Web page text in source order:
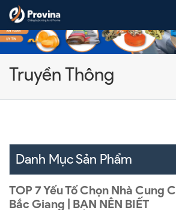
Skip to content
Truyền Thông
Danh Mục Sản Phẩm
TOP 7 Yếu Tố Chọn Nhà Cung
Bắc Giang | BẠN NÊN BIẾT